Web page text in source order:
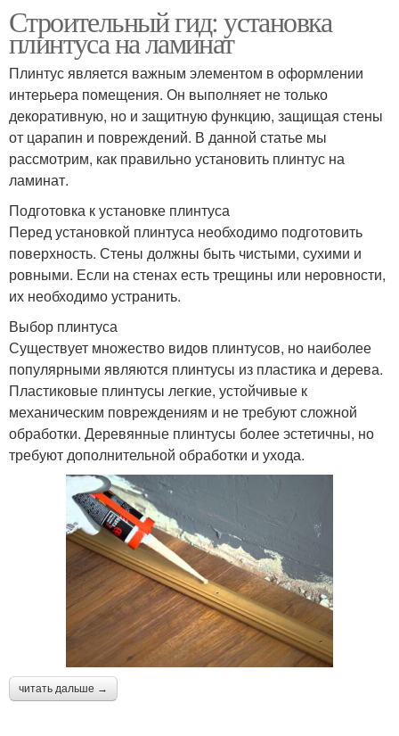
Строительный гид: установка
плинтуса на ламинат
Плинтус является важным элементом в оформлении
интерьера помещения. Он выполняет не только
декоративную, но и защитную функцию, защищая стены
от царапин и повреждений. В данной статье мы
рассмотрим, как правильно установить плинтус на
ламинат.
Подготовка к установке плинтуса
Перед установкой плинтуса необходимо подготовить
поверхность. Стены должны быть чистыми, сухими и
ровными. Если на стенах есть трещины или неровности,
их необходимо устранить.
Выбор плинтуса
Существует множество видов плинтусов, но наиболее
популярными являются плинтусы из пластика и дерева.
Пластиковые плинтусы легкие, устойчивые к
механическим повреждениям и не требуют сложной
обработки. Деревянные плинтусы более эстетичны, но
требуют дополнительной обработки и ухода.
читать дальше →